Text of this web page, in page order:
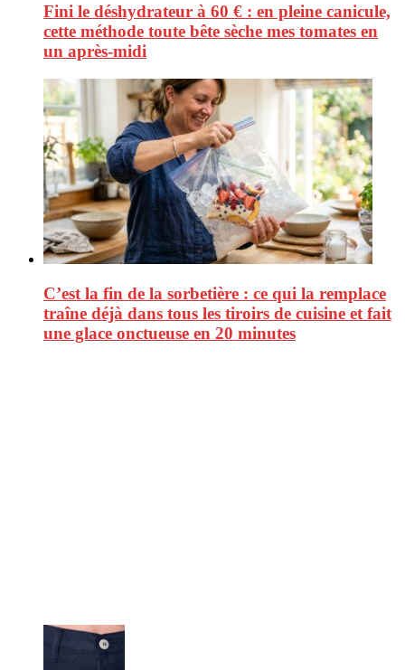
Fini le déshydrateur à 60 € : en pleine canicule,
cette méthode toute bête sèche mes tomates en
un après-midi
C’est la fin de la sorbetière : ce qui la remplace
traîne déjà dans tous les tiroirs de cuisine et fait
une glace onctueuse en 20 minutes